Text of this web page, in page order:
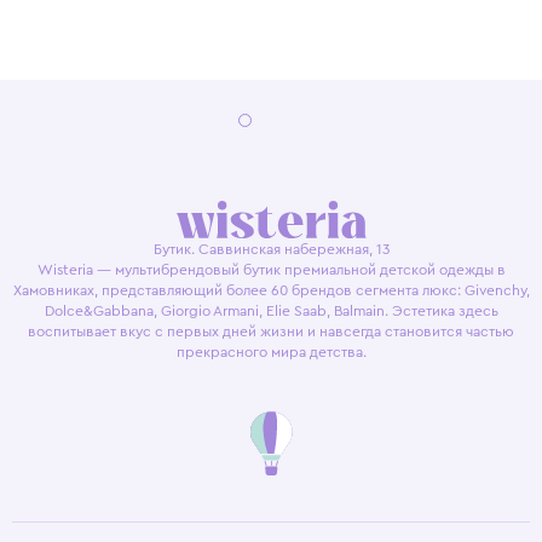
Бутик. Саввинская набережная, 13
Wisteria — мультибрендовый бутик премиальной детской одежды в
Хамовниках, представляющий более 60 брендов сегмента люкс: Givenchy,
Dolce&Gabbana, Giorgio Armani, Elie Saab, Balmain. Эстетика здесь
воспитывает вкус с первых дней жизни и навсегда становится частью
прекрасного мира детства.